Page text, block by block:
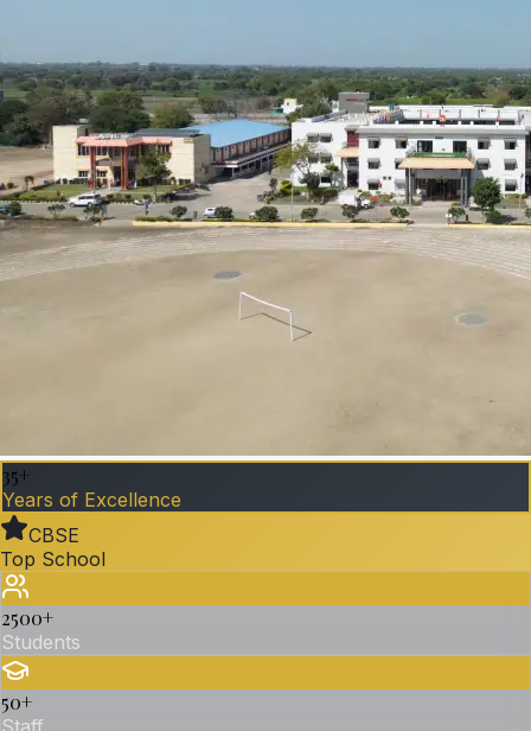
35+
Years of Excellence
CBSE
Top School
2500+
Students
50+
Staff